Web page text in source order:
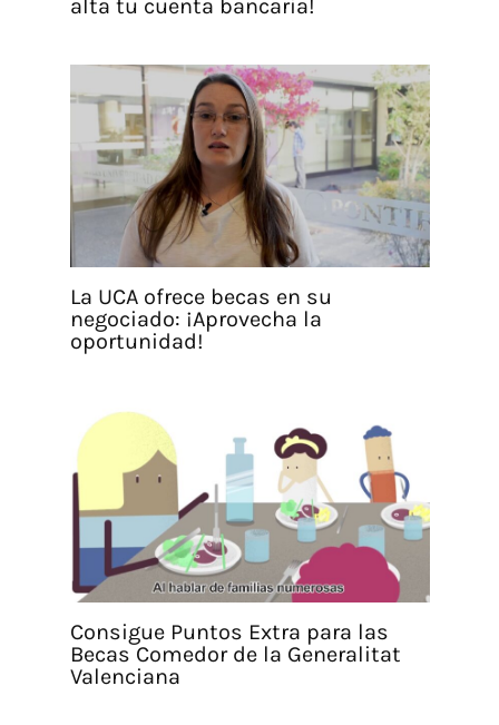
alta tu cuenta bancaria!
La UCA ofrece becas en su
negociado: ¡Aprovecha la
oportunidad!
Consigue Puntos Extra para las
Becas Comedor de la Generalitat
Valenciana